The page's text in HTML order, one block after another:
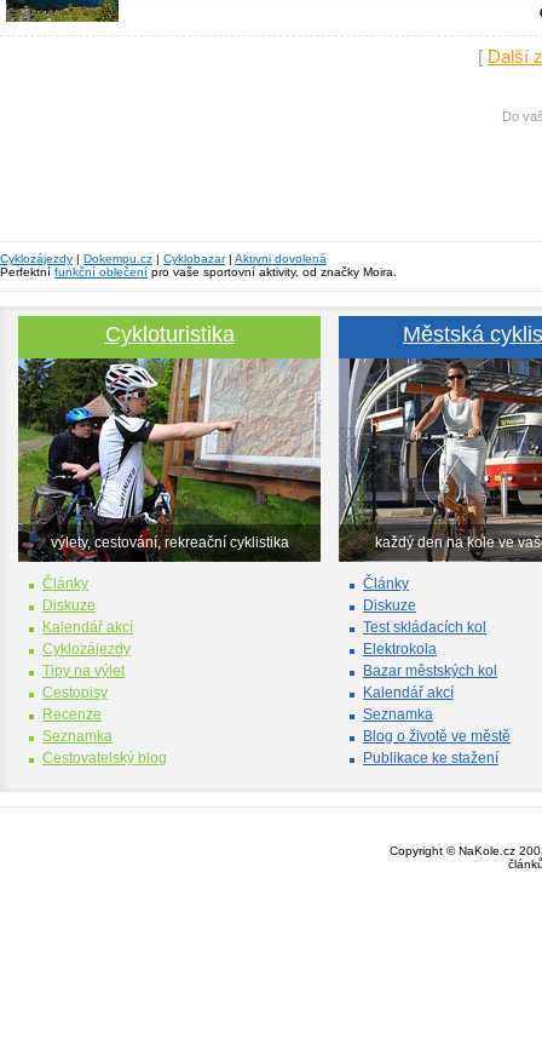
[ Další
Do
Cyklozájezdy | Dokempu.cz | Cyklobazar| Aktivni dovolená
Perfektní funkční oblečení pro vaše sportovní aktivity, od značky Moira.
Cykloturistika
výlety, cestování, rekreační cyklistika
Články
Diskuze
Kalendář akcí
Cyklozájezdy
Tipy na výlet
Cestopisy
Recenze
Seznamka
Cestovatelský blog
Městská
každý den na kole ve
Články
Diskuze
Test skládacích kol
Elektrokola
Bazar městských kol
Kalendář akcí
Seznamka
Blog o životě ve městě
Publikace ke stažení
Copyright © NaKole.cz